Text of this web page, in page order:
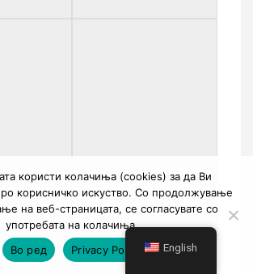
English
користи колачиња (cookies) за да Ви
корисничко искуство. Со продолжување
на веб-страницата, се согласувате со
употребата на колачиња.
Во ред
Privacy Policy